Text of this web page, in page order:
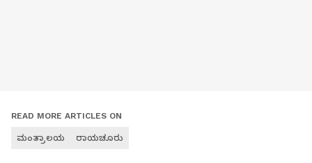
READ MORE ARTICLES ON
ಮಂತ್ರಾಲಯ ರಾಯಚೂರು